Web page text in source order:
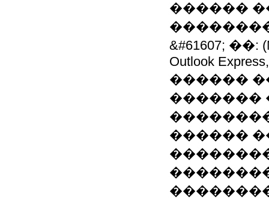
������
&#61607; ��:
Outlook
������
�������
������